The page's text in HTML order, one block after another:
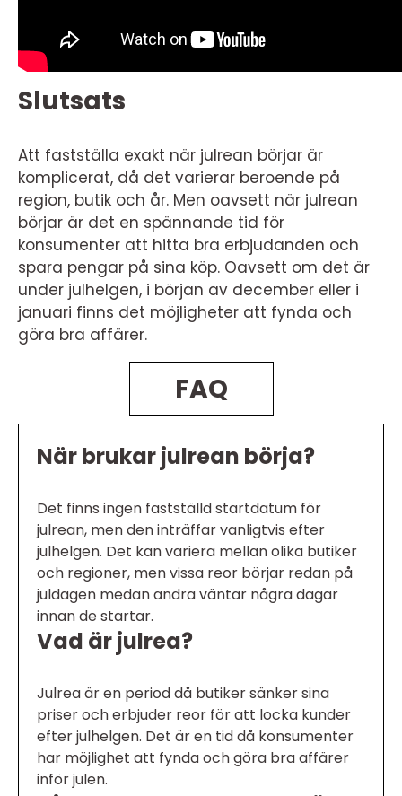
Slutsats
Att fastställa exakt när julrean börjar är
komplicerat, då det varierar beroende på
region, butik och år. Men oavsett när julrean
börjar är det en spännande tid för
konsumenter att hitta bra erbjudanden och
spara pengar på sina köp. Oavsett om det är
under julhelgen, i början av december eller i
januari finns det möjligheter att fynda och
göra bra affärer.
FAQ
När brukar julrean börja?
Det finns ingen fastställd startdatum för
julrean, men den inträffar vanligtvis efter
julhelgen. Det kan variera mellan olika butiker
och regioner, men vissa reor börjar redan på
juldagen medan andra väntar några dagar
innan de startar.
Vad är julrea?
Julrea är en period då butiker sänker sina
priser och erbjuder reor för att locka kunder
efter julhelgen. Det är en tid då konsumenter
har möjlighet att fynda och göra bra affärer
inför julen.